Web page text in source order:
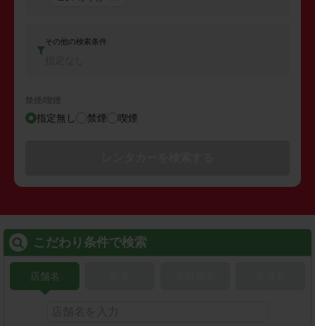
その他の検索条件
禁煙/喫煙
指定無し 禁煙 喫煙
こだわり条件で検索
店舗名